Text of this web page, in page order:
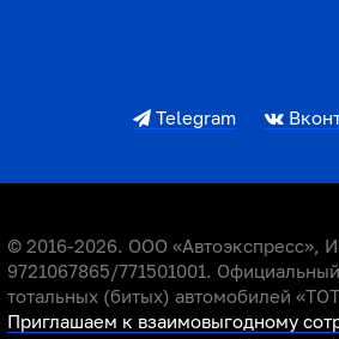
Telegram
© 2016-2026. ООО «Автоэкспресс»,
9721067865/771501001.
тотальных (битых) автомобилей
Приглашаем к взаимовыгодному